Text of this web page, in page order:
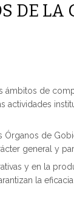
DE LA
ámbitos de
actividades
Órganos de
general y
y en la
la eficacia